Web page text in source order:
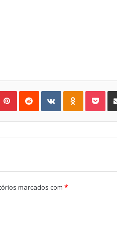
Pinterest Reddit VKontakte Odnoklassniki Pocket
marcados com *